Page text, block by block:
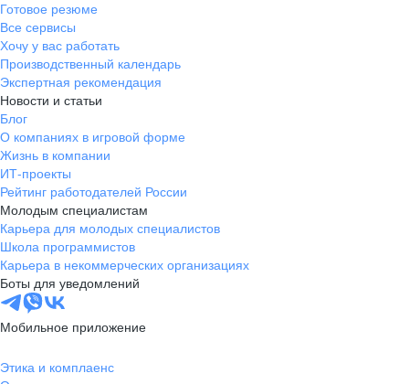
Готовое резюме
Все сервисы
Хочу у вас работать
Производственный календарь
Экспертная рекомендация
Новости и статьи
Блог
О компаниях в игровой форме
Жизнь в компании
ИТ-проекты
Рейтинг работодателей России
Молодым специалистам
Карьера для молодых специалистов
Школа программистов
Карьера в некоммерческих организациях
Боты для уведомлений
Мобильное приложение
Этика и комплаенс